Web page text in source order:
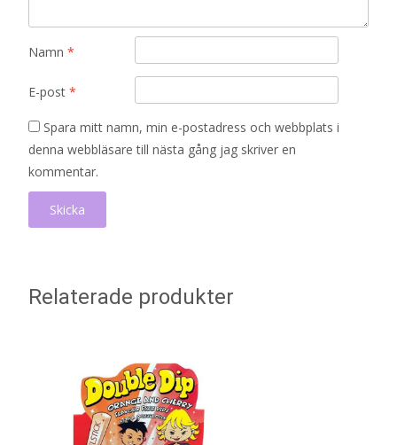
Namn *
E-post *
Spara mitt namn, min e-postadress och webbplats i
denna webbläsare till nästa gång jag skriver en
kommentar.
Relaterade produkter